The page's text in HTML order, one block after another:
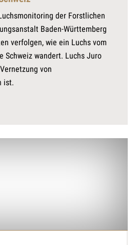
der Forstlichen
Baden-Württemberg
verfolgen, wie ein Luchs vom
Schweiz wandert. Luchs Juro
von
ist.